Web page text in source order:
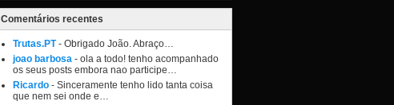
Comentários recentes
Trutas.PT- Obrigado João. Abraço…
joao barbosa - ola a todo! tenho acompanhado
os seus posts embora nao participe…
Ricardo - Sinceramente tenho lido tanta coisa
que nem sei onde e…